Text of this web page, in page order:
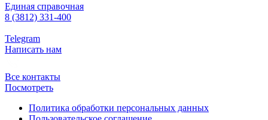
Единая справочная
8 (3812) 331-400
Telegram
Написать нам
Все контакты
Посмотреть
Политика обработки персональных данных